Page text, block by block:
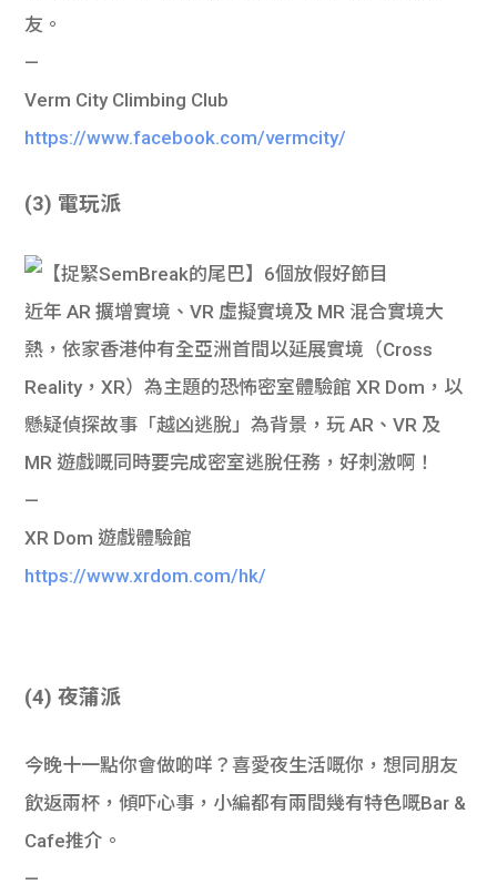
友。
—
Verm City Climbing Club
https://www.facebook.com/vermcity/
(3) 電玩派
近年 AR 擴增實境、VR 虛擬實境及 MR 混合實境大
熱，依家香港仲有全亞洲首間以延展實境（Cross
Reality，XR）為主題的恐怖密室體驗館 XR Dom，以
懸疑偵探故事「越凶逃脫」為背景，玩 AR、VR 及
MR 遊戲嘅同時要完成密室逃脫任務，好刺激啊！
—
XR Dom 遊戲體驗館
https://www.xrdom.com/hk/
(4) 夜蒲派
今晚十一點你會做啲咩？喜愛夜生活嘅你，想同朋友
飲返兩杯，傾吓心事，小編都有兩間幾有特色嘅Bar &
Cafe推介。
—